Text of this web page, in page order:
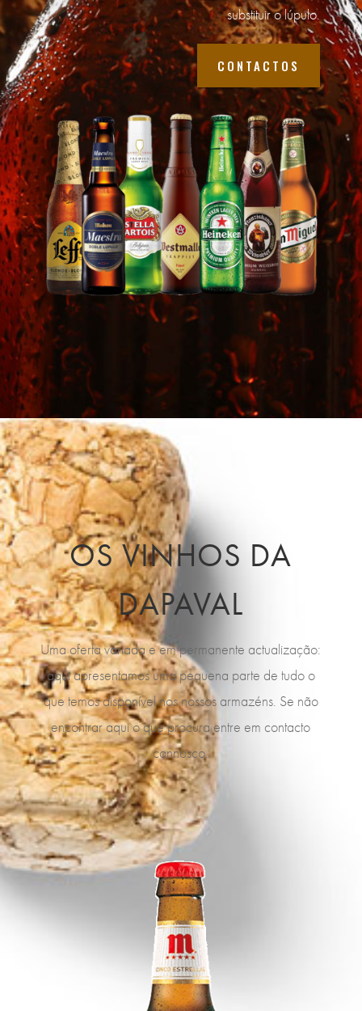
substituir o lúpulo.
CONTACTOS
OS VINHOS DA
DAPAVAL
Uma oferta variada e em permanente actualização:
aqui apresentamos uma pequena parte de tudo o
que temos disponível nos nossos armazéns. Se não
encontrar aqui o que procura entre em contacto
connosco.